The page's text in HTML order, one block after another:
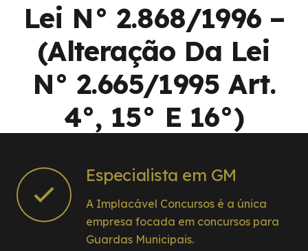
Lei N° 2.868/1996 –
(Alteração Da Lei
N° 2.665/1995 Art.
4°, 15° E 16°)
Especialista em GM
A Implacável Concursos é a única
empresa focada em concursos para
Guardas Municipais.